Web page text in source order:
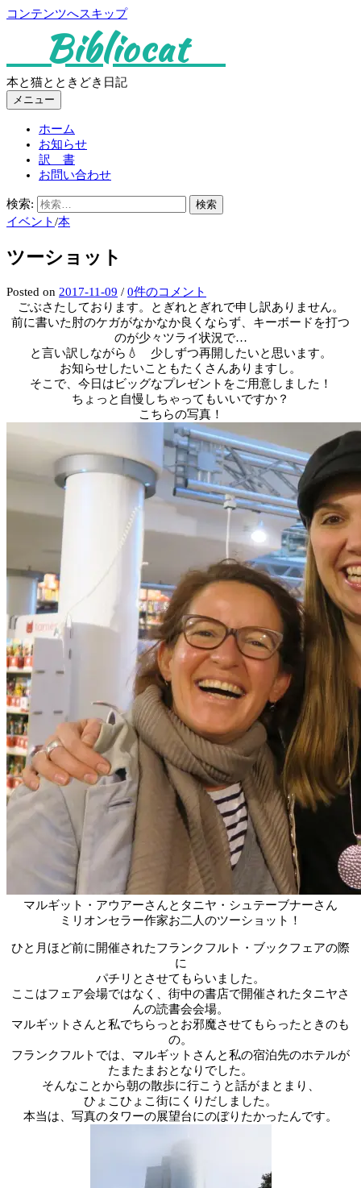
コンテンツへスキップ
Bibliocat
本と猫とときどき日記
メニュー
ホーム
お知らせ
訳 書
お問い合わせ
検索:
イベント/本
ツーショット
Posted on 2017-11-09 / 0件のコメント
ごぶさたしております。とぎれとぎれで申し訳ありません。
前に書いた肘のケガがなかなか良くならず、キーボードを打つ
のが少々ツライ状況で…
と言い訳しながら💧 少しずつ再開したいと思います。
お知らせしたいこともたくさんありますし。
そこで、今日はビッグなプレゼントをご用意しました！
ちょっと自慢しちゃってもいいですか？
こちらの写真！
マルギット・アウアーさんとタニヤ・シュテーブナーさん
ミリオンセラー作家お二人のツーショット！
ひと月ほど前に開催されたフランクフルト・ブックフェアの際
に
パチリとさせてもらいました。
ここはフェア会場ではなく、街中の書店で開催されたタニヤさ
んの読書会会場。
マルギットさんと私でちらっとお邪魔させてもらったときのも
の。
フランクフルトでは、マルギットさんと私の宿泊先のホテルが
たまたまおとなりでした。
そんなことから朝の散歩に行こうと話がまとまり、
ひょこひょこ街にくりだしました。
本当は、写真のタワーの展望台にのぼりたかったんです。